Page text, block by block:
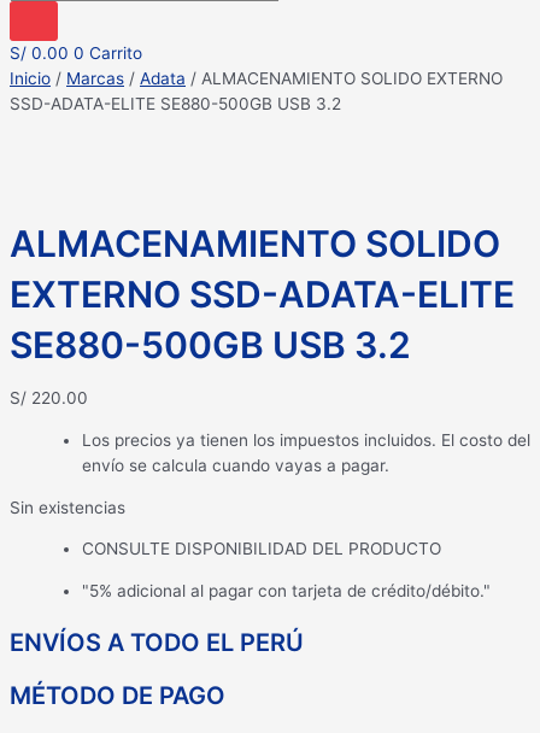
productos
S/ 0.00 0 Carrito
Inicio / Marcas / Adata / ALMACENAMIENTO SOLIDO EXTERNO
SSD-ADATA-ELITE SE880-500GB USB 3.2
ALMACENAMIENTO SOLIDO
EXTERNO SSD-ADATA-ELITE
SE880-500GB USB 3.2
S/ 220.00
Los precios ya tienen los impuestos incluidos. El costo del
envío se calcula cuando vayas a pagar.
Sin existencias
CONSULTE DISPONIBILIDAD DEL PRODUCTO
"5% adicional al pagar con tarjeta de crédito/débito."
ENVÍOS A TODO EL PERÚ
MÉTODO DE PAGO